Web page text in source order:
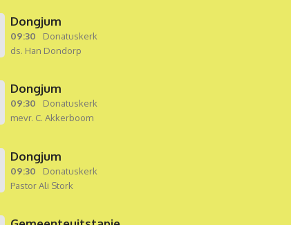
Dongjum
09:30
Donatuskerk
ds. Han Dondorp
Dongjum
09:30
Donatuskerk
mevr. C. Akkerboom
Dongjum
09:30
Donatuskerk
Pastor Ali Stork